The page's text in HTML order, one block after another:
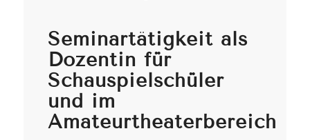
Seminartätigkeit als
Dozentin für
Schauspielschüler
und im
Amateurtheaterbereich